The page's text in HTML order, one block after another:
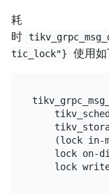
耗
时
tic_lock"}
使用如
(lock in-
lock on-